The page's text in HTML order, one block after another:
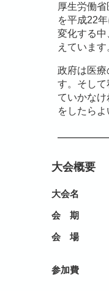
厚生労働
を平成22
変化する
えています
政府は医療
す。そし
ていかな
をしたら
大会概要
大会名
会 期
会 場
参加費